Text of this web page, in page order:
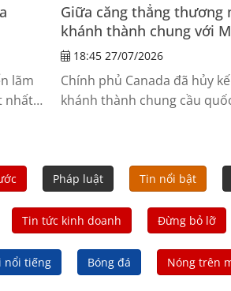
lãm
nhất
Giữa căng thẳng thương
khánh thành chung với
18:45 27/07/2026
Chính phủ Canada đã hủy
khánh thành chung cầu
Pháp luật Tin nổi bật
Tin tức kinh doanh Đừng bỏ lỡ
nổi tiếng Bóng đá Nóng trên